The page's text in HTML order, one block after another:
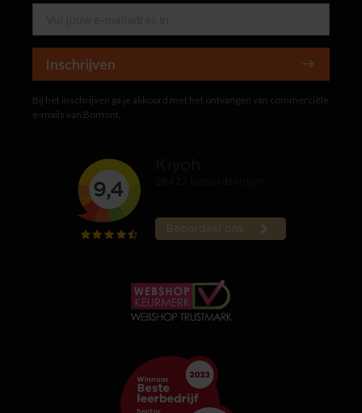
Inschrijven
Bij het inschrijven ga je akkoord met het ontvangen van commerciële
e-mails van Bomont.